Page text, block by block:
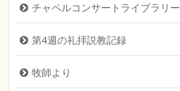
チャペルコンサートライブラリー
第4週の礼拝説教記録
牧師より